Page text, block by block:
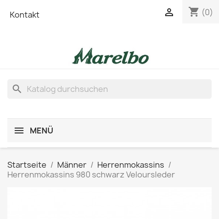
Kontakt shopping_cart (0)

search
MENÜ
Startseite Männer
Herrenmokassins
Herrenmokassins 980 schwarz Veloursleder